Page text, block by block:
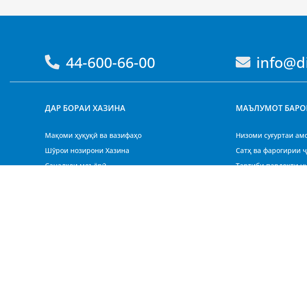
44-600-66-00
ДАР БОРАИ ХАЗИНА
Мақоми ҳуқуқӣ ва вазифаҳо
Шӯрои нозирони Хазина
Санадҳои меъёрӣ
МАЪЛУМОТ
Низоми суғуртаи
Сатҳ ва фарогирии
Тартиби пардохти